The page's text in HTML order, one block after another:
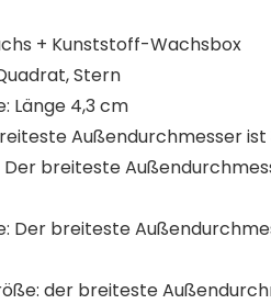
+ Kunststoff-Wachsbox
Stern
Länge 4,3 cm
Außendurchmesser
breiteste
Der breiteste
der breiteste